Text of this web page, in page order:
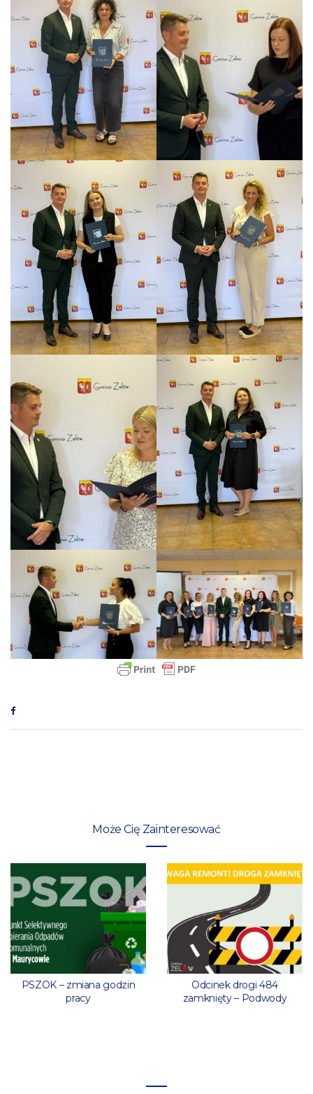
Może Cię Zainteresować
PSZOK – zmiana godzin
pracy
Odcinek drogi 484
zamknięty – Podwody